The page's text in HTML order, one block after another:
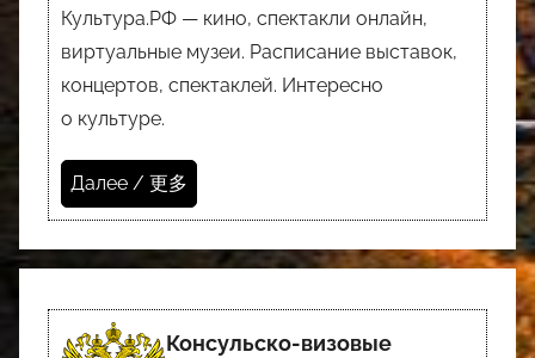
Культура.РФ — кино, спектакли онлайн,
виртуальные музеи. Расписание выставок,
концертов, спектаклей. Интересно
о культуре.
Далее / 更多
Консульско-визовые